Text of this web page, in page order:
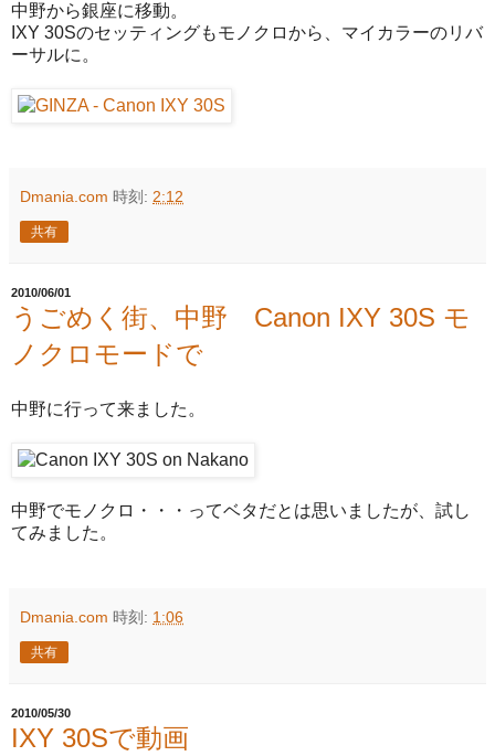
中野から銀座に移動。
IXY 30Sのセッティングもモノクロから、マイカラーのリバ
ーサルに。
Dmania.com 時刻: 2:12
共有
2010/06/01
うごめく街、中野 Canon IXY 30S モ
ノクロモードで
中野に行って来ました。
中野でモノクロ・・・ってベタだとは思いましたが、試し
てみました。
Dmania.com 時刻: 1:06
共有
2010/05/30
IXY 30Sで動画